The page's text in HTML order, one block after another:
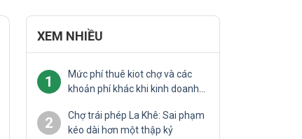
XEM NHIỀU
1
Mức phí thuê kiot chợ và các
khoản phí khác khi kinh doanh
2
Chợ trái phép La Khê: Sai phạm
kéo dài hơn một thập kỷ